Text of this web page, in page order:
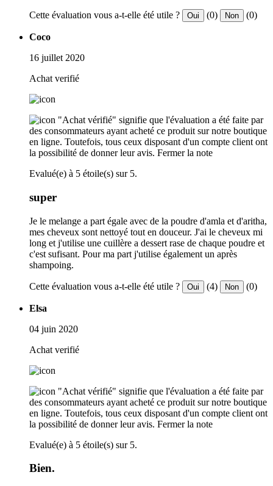
Cette évaluation vous a-t-elle été utile ? Oui (0) Non (0)
Coco
16 juillet 2020
Achat verifié
"Achat vérifié" signifie que l'évaluation a été faite par
des consommateurs ayant acheté ce produit sur notre boutique
en ligne. Toutefois, tous ceux disposant d'un compte client ont
la possibilité de donner leur avis. Fermer la note
Evalué(e) à 5 étoile(s) sur 5.
super
Je le melange a part égale avec de la poudre d'amla et d'aritha,
mes cheveux sont nettoyé tout en douceur. J'ai le cheveux mi
long et j'utilise une cuillère a dessert rase de chaque poudre et
c'est sufisant. Pour ma part j'utilise également un après
shampoing.
Cette évaluation vous a-t-elle été utile ? Oui (4) Non (0)
Elsa
04 juin 2020
Achat verifié
"Achat vérifié" signifie que l'évaluation a été faite par
des consommateurs ayant acheté ce produit sur notre boutique
en ligne. Toutefois, tous ceux disposant d'un compte client ont
la possibilité de donner leur avis. Fermer la note
Evalué(e) à 5 étoile(s) sur 5.
Bien.